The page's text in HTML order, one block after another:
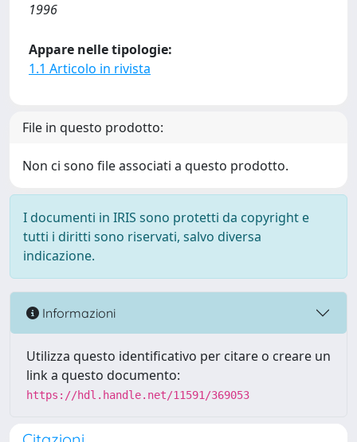
1996
Appare nelle tipologie:
1.1 Articolo in rivista
File in questo prodotto:
Non ci sono file associati a questo prodotto.
I documenti in IRIS sono protetti da copyright e
tutti i diritti sono riservati, salvo diversa
indicazione.
Informazioni
Utilizza questo identificativo per citare o creare un
link a questo documento:
https://hdl.handle.net/11591/369053